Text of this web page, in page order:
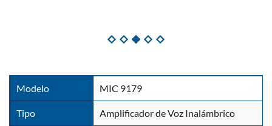
Modelo MIC 9179
Tipo Amplificador de Voz Inalámbrico